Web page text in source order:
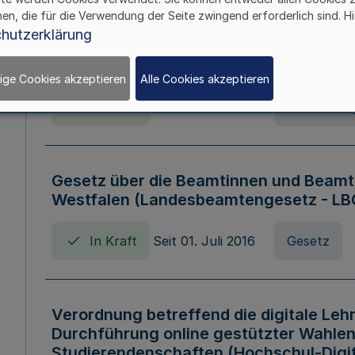
Verordnung über die
Nordrhein-Westfalen
Gesetz über die Beamtinnen und
Westfalen (Landesbeamtengesetz -
In Kraft Seit 01. Juli 2016 Gesetz
Verordnung betreffend die digitale
Durchführung online gestützter
die für die Verwendung der Seite zwingend erforderlich sind.
Cookies akzeptieren Alle Cookies akzeptieren